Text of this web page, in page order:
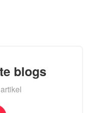
blogs